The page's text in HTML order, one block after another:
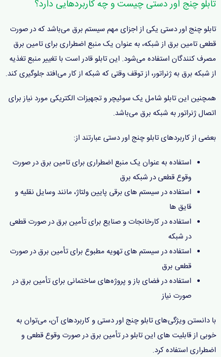
تابلو چنج اور دستی چیست و چه کاربردهایی دارد؟
تابلو چنج اور دستی یکی از اجزای مهم سیستم برق می‌باشد که در صورت
قطعی تامین برق از شبکه، به عنوان یک منبع اضطراری برای تامین برق
مصرف کنندگان استفاده می‌شود. این تابلو قادر است با تغییر منبع تغذیه
از شبکه برق به ژنراتور، از توقف وقتی که شبکه از کار می‌افتد جلوگیری کند.
همچنین این تابلو شامل یک سوئیچر و تجهیزات الکتریکی مورد نیاز برای
اتصال ژنراتور به شبکه برق می‌باشد.
بعضی از کاربردهای تابلو چنج اور دستی عبارتند از:
استفاده به عنوان یک منبع اضطراری برای تامین برق در صورت
وقوع قطعی در شبکه برق
استفاده در سیستم های برقی پایین ولتاژ، مانند وسایل نقلیه و
قایق ها
استفاده در کارخانجات و صنایع برای تأمین برق در صورت قطعی
در شبکه
استفاده در سیستم های تهویه مطبوع برای تأمین برق در صورت
قطعی برق
استفاده در فضای باز و پروژه‌های ساختمانی برای تأمین برق در
صورت نیاز
با دانستن ویژگی‌های تابلو چنج اور دستی و کاربردهای آن، می‌توان به
خوبی از قابلیت های این تابلو در تأمین برق در صورت وقوع قطعی و
اضطراری استفاده کرد.